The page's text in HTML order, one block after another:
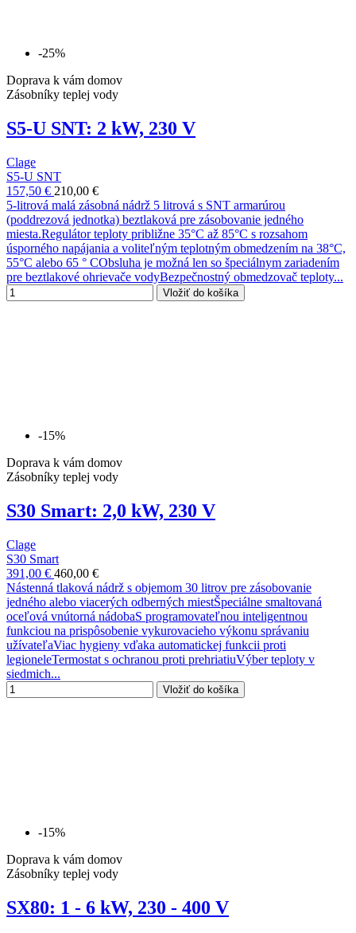
-25%
Doprava k vám domov
Zásobníky teplej vody
S5-U SNT: 2 kW, 230 V
Clage
S5-U SNT
157,50 € 210,00 €
5-litrová malá zásobná nádrž 5 litrová s SNT armarúrou
(poddrezová jednotka) beztlaková pre zásobovanie jedného
miesta.Regulátor teploty približne 35°C až 85°C s rozsahom
úsporného napájania a voliteľným teplotným obmedzením na 38°C,
55°C alebo 65 ° CObsluha je možná len so špeciálnym zariadením
pre beztlakové ohrievače vodyBezpečnostný obmedzovač teploty...
Vložiť do košíka
-15%
Doprava k vám domov
Zásobníky teplej vody
S30 Smart: 2,0 kW, 230 V
Clage
S30 Smart
391,00 € 460,00 €
Nástenná tlaková nádrž s objemom 30 litrov pre zásobovanie
jedného alebo viacerých odberných miestŠpeciálne smaltovaná
oceľová vnútorná nádobaS programovateľnou inteligentnou
funkciou na prispôsobenie vykurovacieho výkonu správaniu
užívateľaViac hygieny vďaka automatickej funkcii proti
legioneleTermostat s ochranou proti prehriatiuVýber teploty v
siedmich...
Vložiť do košíka
-15%
Doprava k vám domov
Zásobníky teplej vody
SX80: 1 - 6 kW, 230 - 400 V